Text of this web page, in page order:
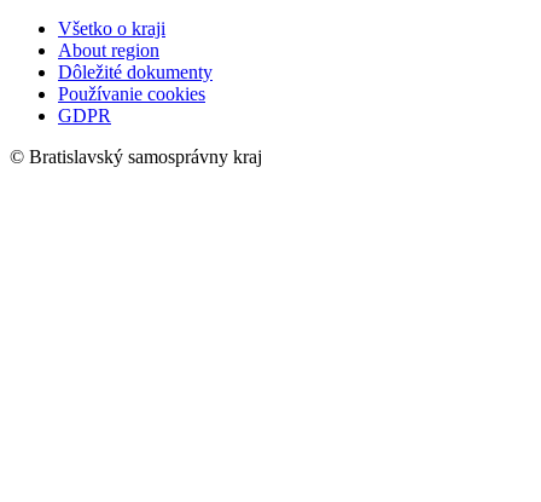
Všetko o kraji
About region
Dôležité dokumenty
Používanie cookies
GDPR
© Bratislavský samosprávny kraj